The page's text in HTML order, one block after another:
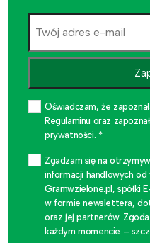
Oświadczam, że
Regulaminu oraz
prywatności. *
Zgadzam się na
informacji handlowych
Gramwzielone.pl, spółki
w formie newslettera,
oraz jej partnerów.
każdym momencie –